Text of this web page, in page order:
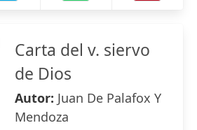
Carta del v. siervo
de Dios
Autor: Juan De Palafox Y
Mendoza